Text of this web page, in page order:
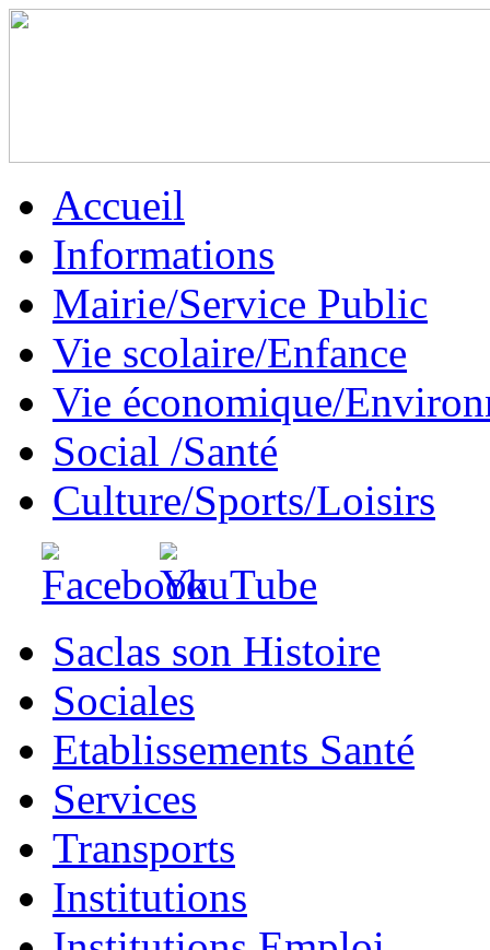
Accueil
Informations
Mairie/Service Public
Vie scolaire/Enfance
Vie économique/
Social /Santé
Culture/Sports/Loisirs
Saclas son Histoire
Sociales
Etablissements Santé
Services
Transports
Institutions